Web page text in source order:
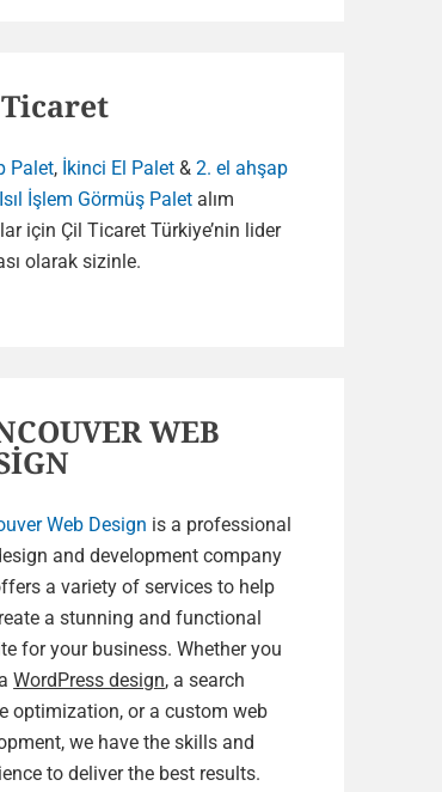
Palet, İkinci El Palet &2. el ahşap
Isıl İşlem Görmüş Palet alım
için Çil Ticaret Türkiye’nin lider
olarak sizinle.
WEB
Web Design is a professional
and development company
a variety of services to help
a stunning and functional
for your business. Whether you
WordPress design, a search
optimization, or a custom web
we have the skills and
to deliver the best results.